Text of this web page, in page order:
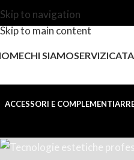
Skip to navigation
Skip to main content
CHI SIAMOSERVIZI
ACCESSORI E COMPLEMENTI